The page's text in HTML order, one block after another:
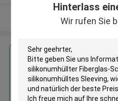
Hinterlass
Wir rufen Sie
Sehen Sie
Erhalten Sie den
Blauer